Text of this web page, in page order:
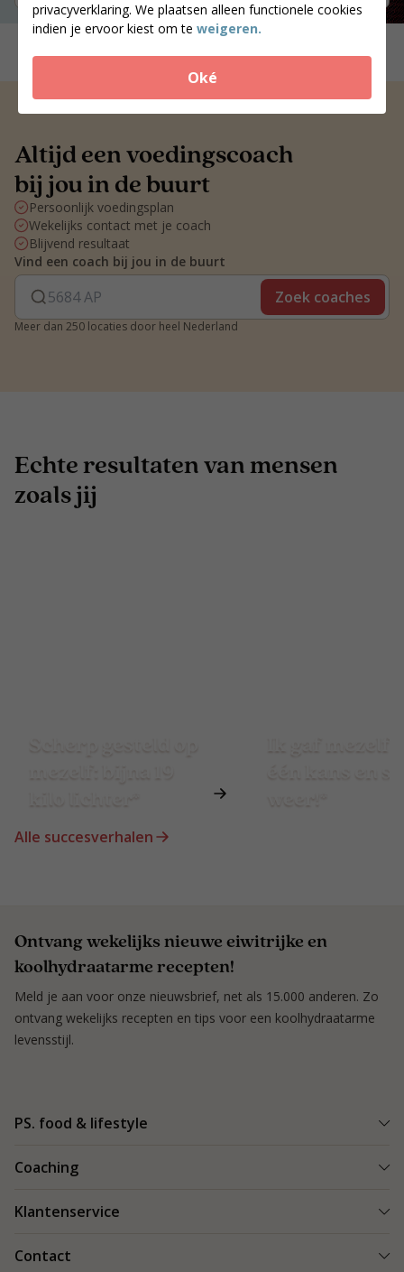
privacyverklaring. We plaatsen alleen functionele cookies
indien je ervoor kiest om te weigeren.
Oké
Altijd een voedingscoach
bij jou in de buurt
Persoonlijk voedingsplan
Wekelijks contact met je coach
Blijvend resultaat
Vind een coach bij jou in de buurt
Zoek coaches
Meer dan 250 locaties door heel Nederland
Echte resultaten van mensen
zoals jij
Alle succesverhalen
Ontvang wekelijks nieuwe eiwitrijke en
koolhydraatarme recepten!
Meld je aan voor onze nieuwsbrief, net als 15.000 anderen. Zo
ontvang wekelijks recepten en tips voor een koolhydraatarme
levensstijl.
PS. food & lifestyle
Re-boost pakket
Coaching
Blog & Tips
Klantenservice
Contact